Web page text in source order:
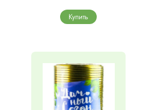
Купить